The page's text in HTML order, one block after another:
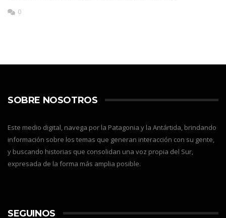
0
SOBRE NOSOTROS
Este medio digital, navega por la Patagonia y la Antártida, brindando
información sobre los temas que generan interacción con su gente,
y buscando historias que consolidan una voz propia del Sur,
expresada de la forma más amplia posible.
SEGUINOS